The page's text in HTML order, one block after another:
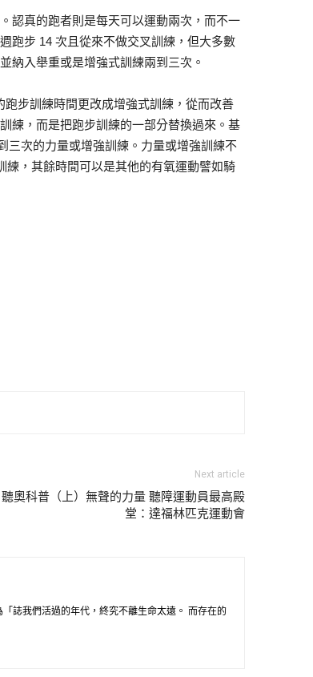
認真的跑者則是每天可以運動兩次，而不一
跑步 14 次且從來不做交叉訓練，但大多數
納入舉重或是增強式訓練兩到三次。
步訓練時間更改成增強式訓練，從而改善
練，而是把跑步訓練的一部分替換過來。基
三次的力量或增強訓練。力量或增強訓練不
練，其餘時間可以是其他的有氧運動譬如騎
Next article
聽奧科普（上）無聲的力量 聽障運動員最高殿
堂：達福林匹克運動會
誌我們活過的年代，終究不離生命太遠。 而存在的